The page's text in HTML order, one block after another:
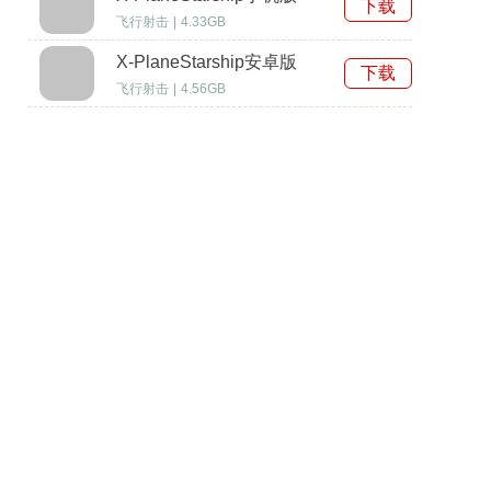
飞行射击 4.33GB
下载
X-PlaneStarship安卓版
飞行射击 4.56GB
下载